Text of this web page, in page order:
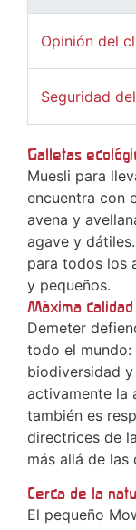
Opinión del
Seguridad
Galletas
Muesli para
encuentra con
avena y
agave y
para todos los
y pequeños.
Máxima
Demeter
todo el mundo:
biodiversidad
activamente la
también es
directrices de
más allá de las
Cerca de la
El pequeño